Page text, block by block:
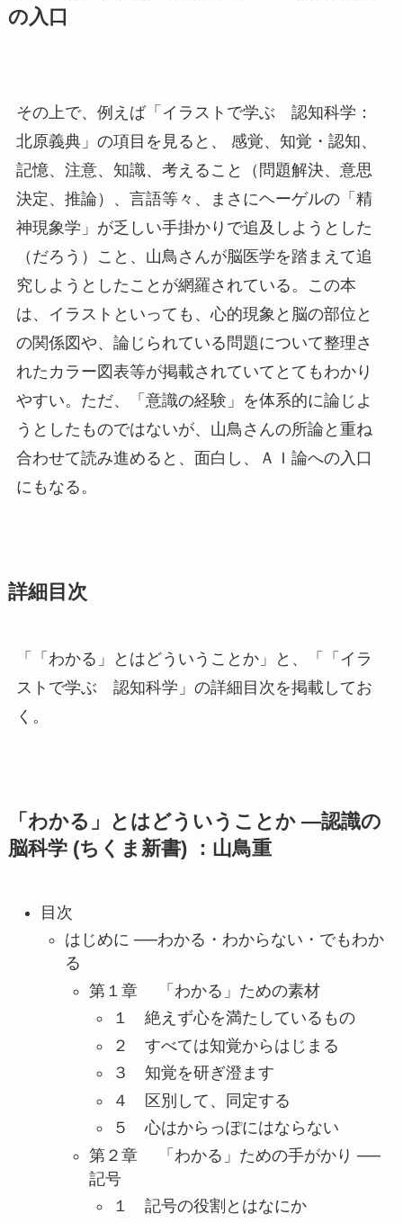
の入口
その上で、例えば「イラストで学ぶ 認知科学：
北原義典」の項目を見ると、 感覚、知覚・認知、
記憶、注意、知識、考えること（問題解決、意思
決定、推論）、言語等々、まさにヘーゲルの「精
神現象学」が乏しい手掛かりで追及しようとした
（だろう）こと、山鳥さんが脳医学を踏まえて追
究しようとしたことが網羅されている。この本
は、イラストといっても、心的現象と脳の部位と
の関係図や、論じられている問題について整理さ
れたカラー図表等が掲載されていてとてもわかり
やすい。ただ、「意識の経験」を体系的に論じよ
うとしたものではないが、山鳥さんの所論と重ね
合わせて読み進めると、面白し、ＡＩ論への入口
にもなる。
詳細目次
「「わかる」とはどういうことか」と、「「イラ
ストで学ぶ 認知科学」の詳細目次を掲載してお
く。
「わかる」とはどういうことか ―認識の
脳科学 (ちくま新書) ：山鳥重
目次
はじめに ──わかる・わからない・でもわか
る
第１章 「わかる」ための素材
１ 絶えず心を満たしているもの
２ すべては知覚からはじまる
３ 知覚を研ぎ澄ます
４ 区別して、同定する
５ 心はからっぽにはならない
第２章 「わかる」ための手がかり ──
記号
１ 記号の役割とはなにか